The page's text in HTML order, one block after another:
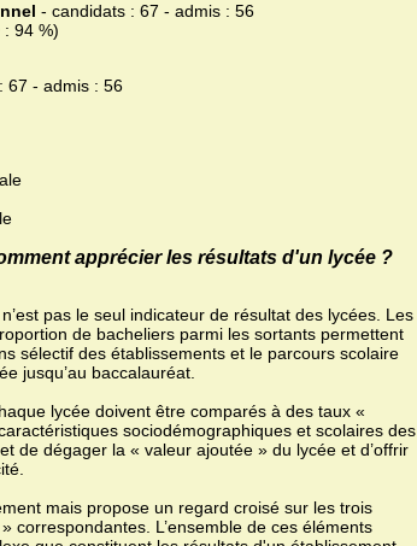
- candidats : 67 - admis : 56
94 %)
67 - admis : 56
apprécier les résultats d'un lycée ?
pas le seul indicateur de résultat des lycées. Les
de bacheliers parmi les sortants permettent
sélectif des établissements et le parcours scolaire
jusqu’au baccalauréat.
lycée doivent être comparés à des taux «
sociodémographiques et scolaires des
de dégager la « valeur ajoutée » du lycée et d’offrir
mais propose un regard croisé sur les trois
correspondantes. L’ensemble de ces éléments